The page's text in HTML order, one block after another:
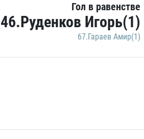
Гол в равенстве
46.Руденков Игорь(1)
67.Гараев Амир(1)